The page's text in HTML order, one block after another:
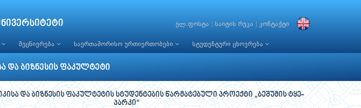
ელ.ფოსტა საიტის რუკა კონტაქტი
მეცნიერება საერთაშორისო ურთიერთობები სტუდენტური ცხოვრება
და ბიზნესის ფაკულტეტი
და ბიზნესის ფაკულტეტის სტუდენტების წარმატებული პროექტი „ბეშუმის ტყე-
პარკი“